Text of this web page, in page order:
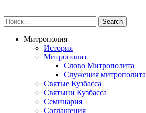
Митрополия
История
Митрополит
Слово Митрополита
Служения митрополита
Святые Кузбасса
Святыни Кузбасса
Семинария
Соглашения